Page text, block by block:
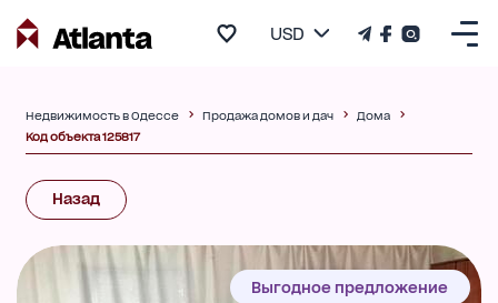
USD
Недвижимость в Одессе Продажа домов и дач
Дома
Код объекта 125817
Назад
Выгодное предложение